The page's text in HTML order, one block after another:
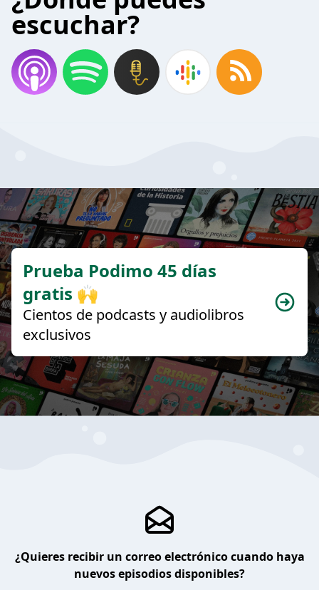
escuchar?
Prueba Podimo 45 días
gratis 🙌
Cientos de podcasts y audiolibros
exclusivos
¿Quieres recibir un correo electrónico cuando haya
nuevos episodios disponibles?